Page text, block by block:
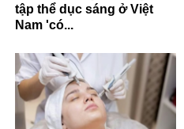
tập thể dục sáng ở Việt
Nam 'có...